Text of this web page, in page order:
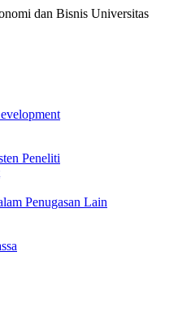
dan Bisnis Universitas
Peneliti
Penugasan Lain